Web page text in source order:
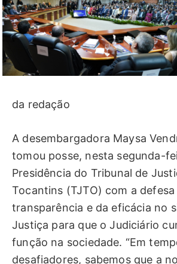
da redação
A desembargadora Maysa
tomou posse, nesta segunda-
Presidência do Tribunal de
Tocantins (TJTO) com a defesa
transparência e da eficácia no
Justiça para que o Judiciário
função na sociedade. “Em
desafiadores, sabemos que a